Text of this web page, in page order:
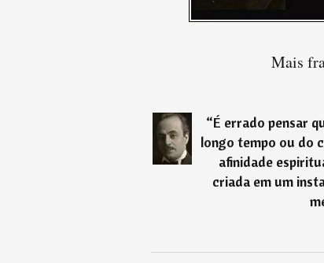
Mais
“É errado pensar
longo tempo ou do
afinidade
criada em um